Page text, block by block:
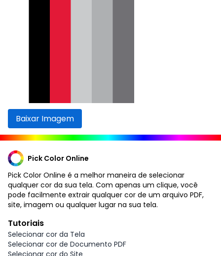
Baixar Imagem
Pick Color Online
Pick Color Online é a melhor maneira de selecionar
qualquer cor da sua tela. Com apenas um clique, você
pode facilmente extrair qualquer cor de um arquivo PDF,
site, imagem ou qualquer lugar na sua tela.
Tutoriais
Selecionar cor da Tela
Selecionar cor de Documento PDF
Selecionar cor do Site